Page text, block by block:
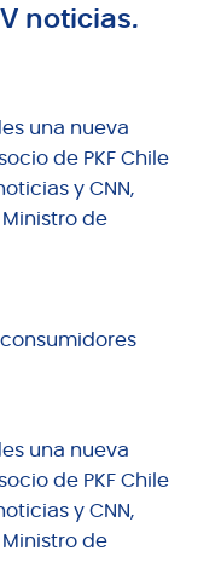
noticias.
una nueva
de PKF Chile
y CNN,
de
una nueva
de PKF Chile
y CNN,
de